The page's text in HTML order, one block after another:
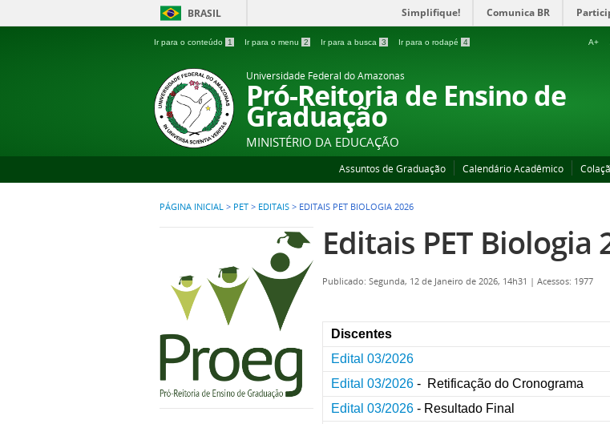
BRASIL Simplifique! Comunica BR
Ir para o conteúdo 1 Ir para o menu 2 Ir para a busca 3 Ir para o rodapé 4 A+
Universidade Federal do Amazonas
Pró-Reitoria de Ensino de
Graduação
MINISTÉRIO DA EDUCAÇÃO
Assuntos de Graduação Calendário Acadêmico
PÁGINA INICIAL > PET > EDITAIS > EDITAIS PET BIOLOGIA 2026
Editais PET Biologia
Publicado: Segunda, 12 de Janeiro de 2026, 14h31 | Acessos: 1977
Discentes
Edital 03/2026
Edital 03/2026 - Retificação do Cronograma
Edital 03/2026 - Resultado Final